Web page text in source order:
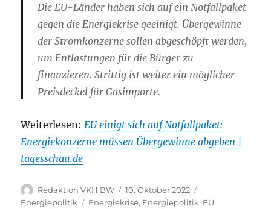
Die EU-Länder haben sich auf ein Notfallpaket
gegen die Energiekrise geeinigt. Übergewinne
der Stromkonzerne sollen abgeschöpft werden,
um Entlastungen für die Bürger zu
finanzieren. Strittig ist weiter ein möglicher
Preisdeckel für Gasimporte.
Weiterlesen: EU einigt sich auf Notfallpaket:
Energiekonzerne müssen Übergewinne abgeben |
tagesschau.de
Autor
Redaktion VKH BW
Veröffentlicht
am
10. Oktober 2022
Energiepolitik
Schlagwörter
Energiekrise, Energiepolitik, EU